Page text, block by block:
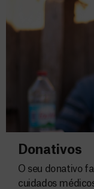
Donativos
O seu donativo
cuidados